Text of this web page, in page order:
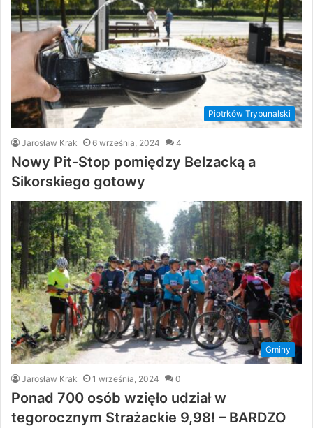
Piotrków Trybunalski
Jarosław Krak 6 września, 2024 4
Nowy Pit-Stop pomiędzy Belzacką a
Sikorskiego gotowy
Gminy
Jarosław Krak 1 września, 2024 0
Ponad 700 osób wzięło udział w
tegorocznym Strażackie 9,98! – BARDZO